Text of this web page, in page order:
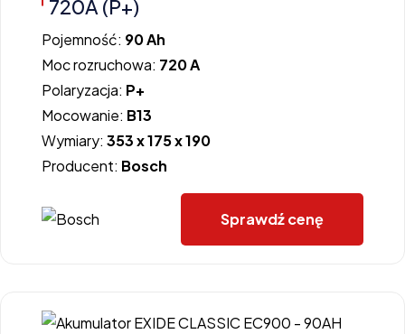
720A (P+)
Pojemność: 90 Ah
Moc rozruchowa: 720 A
Polaryzacja: P+
Mocowanie: B13
Wymiary: 353 x 175 x 190
Producent: Bosch
Sprawdź cenę